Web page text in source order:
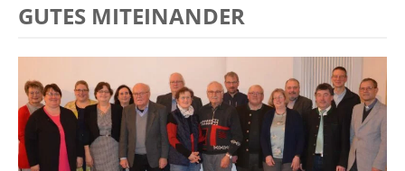
GUTES MITEINANDER